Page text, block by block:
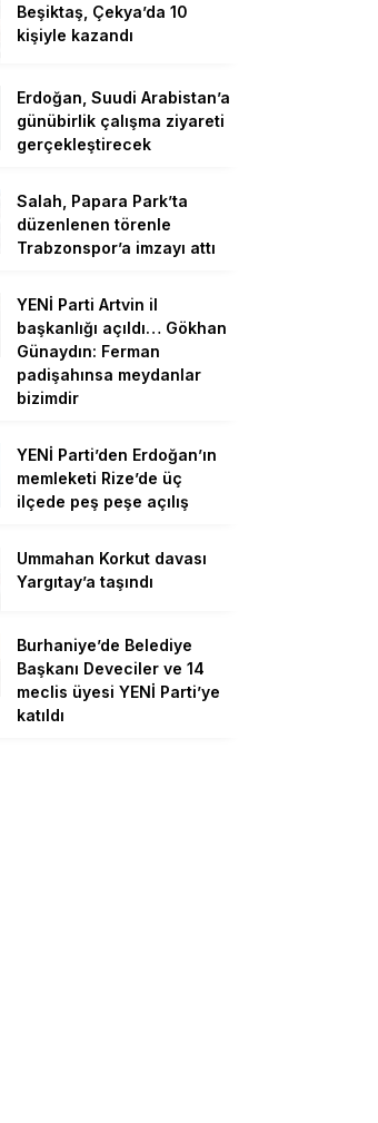
Beşiktaş, Çekya’da 10
kişiyle kazandı
Erdoğan, Suudi Arabistan’a
günübirlik çalışma ziyareti
gerçekleştirecek
Salah, Papara Park’ta
düzenlenen törenle
Trabzonspor’a imzayı attı
YENİ Parti Artvin il
başkanlığı açıldı… Gökhan
Günaydın: Ferman
padişahınsa meydanlar
bizimdir
YENİ Parti’den Erdoğan’ın
memleketi Rize’de üç
ilçede peş peşe açılış
Ummahan Korkut davası
Yargıtay’a taşındı
Burhaniye’de Belediye
Başkanı Deveciler ve 14
meclis üyesi YENİ Parti’ye
katıldı